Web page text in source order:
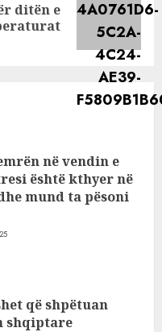
ditën e
në vendin e
është kthyer në
mund ta pësoni
që shpëtuan
shqiptare